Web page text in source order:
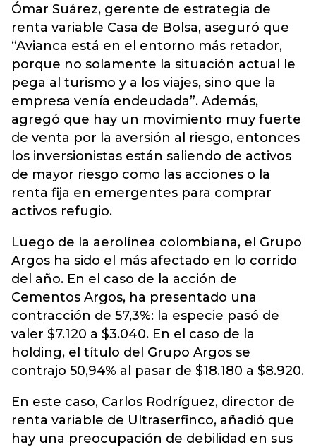
Ómar Suárez, gerente de estrategia de
renta variable Casa de Bolsa, aseguró que
“Avianca está en el entorno más retador,
porque no solamente la situación actual le
pega al turismo y a los viajes, sino que la
empresa venía endeudada”. Además,
agregó que hay un movimiento muy fuerte
de venta por la aversión al riesgo, entonces
los inversionistas están saliendo de activos
de mayor riesgo como las acciones o la
renta fija en emergentes para comprar
activos refugio.
Luego de la aerolínea colombiana, el Grupo
Argos ha sido el más afectado en lo corrido
del año. En el caso de la acción de
Cementos Argos, ha presentado una
contracción de 57,3%: la especie pasó de
valer $7.120 a $3.040. En el caso de la
holding, el título del Grupo Argos se
contrajo 50,94% al pasar de $18.180 a $8.920.
En este caso, Carlos Rodríguez, director de
renta variable de Ultraserfinco, añadió que
hay una preocupación de debilidad en sus